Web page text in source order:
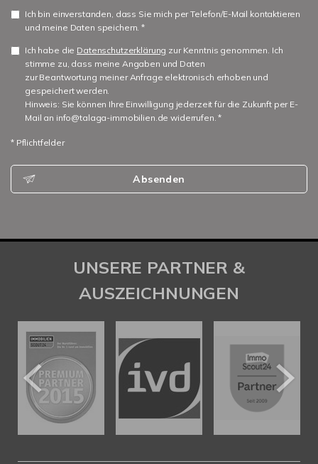
Ich bin einverstanden, dass Sie mich per Telefon/E-Mail kontaktieren
und meine Daten speichern. *
Ich habe die Datenschutzerklärung zur Kenntnis genommen. Ich
stimme zu, dass meine Angaben und Daten
zur Beantwortung meiner Anfrage elektronisch erhoben und
gespeichert werden.
Hinweis: Sie können Ihre Einwilligung jederzeit für die Zukunft per E-
Mail an info@talaga-immobilien.de widerrufen. *
* Pflichtfelder
Absenden
UNSERE PARTNER &
AUSZEICHNUNGEN